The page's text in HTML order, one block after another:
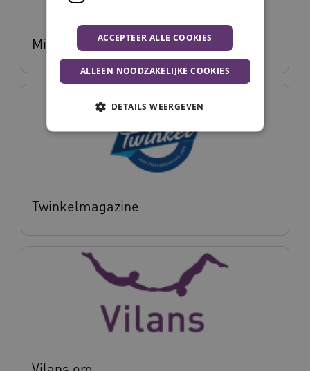
Mijn Vilans Protocollen
Twinkelmagazine
ACCEPTEER ALLE COOKIES
ALLEEN NOODZAKELIJKE COOKIES
DETAILS WEERGEVEN
Noodzakelijke cookies
Analytische cookies
Deze functionele en technische cookies zorgen
ervoor dat de website werkt. Deze cookies
Naam
Provider
__Secure-ROLLOUT_TOKEN
.youtube.com
UMB_SESSION